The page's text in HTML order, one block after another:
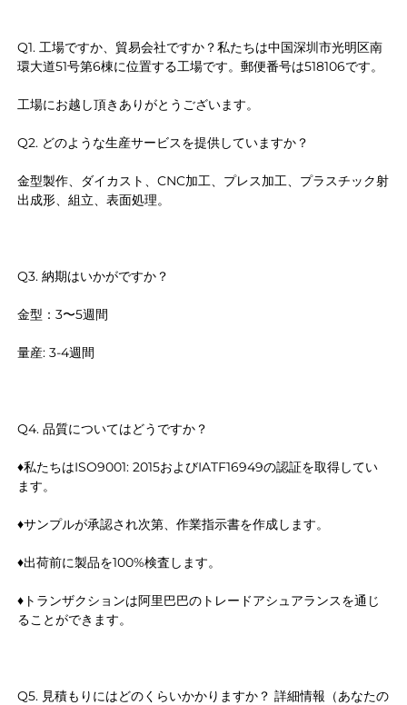
Q1. 工場ですか、貿易会社ですか？私たちは中国深圳市光明区南
環大道51号第6棟に位置する工場です。郵便番号は518106です。
工場にお越し頂きありがとうございます。
Q2. どのような生産サービスを提供していますか？
金型製作、ダイカスト、CNC加工、プレス加工、プラスチック射
出成形、組立、表面処理。
Q3. 納期はいかがですか？
金型：3〜5週間
量産: 3-4週間
Q4. 品質についてはどうですか？
♦私たちはISO9001: 2015およびIATF16949の認証を取得してい
ます。
♦サンプルが承認され次第、作業指示書を作成します。
♦出荷前に製品を100%検査します。
♦トランザクションは阿里巴巴のトレードアシュアランスを通じ
ることができます。
Q5. 見積もりにはどのくらいかかりますか？ 詳細情報（あなたの